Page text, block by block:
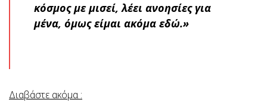
κόσμος με μισεί, λέει ανοησίες για
μένα, όμως είμαι ακόμα εδώ.»
Διαβάστε ακόμα :